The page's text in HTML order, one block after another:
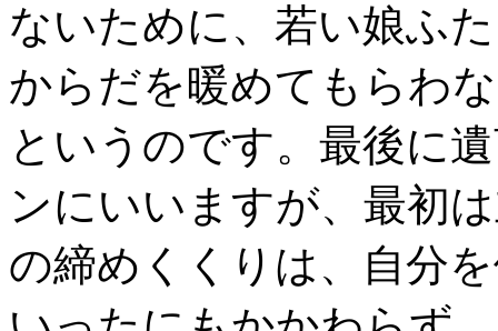
ないために、若い娘ふ
からだを暖めてもらわ
というのです。最後に
ンにいいますが、最初
の締めくくりは、自分